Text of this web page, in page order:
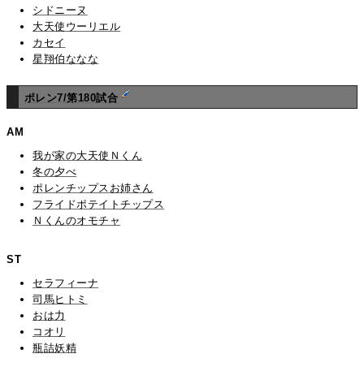
シドニーヌ
大天使ウーリエル
カセイ
星翔伯ななな
ポレン7/第180試合
AM
我が家の大天使Ｎくん
冬の夕べ
ポレンチップスお姉さん
フライドポテイトチップス
Ｎくんのオモチャ
ST
セラフィーナ
司馬ヒトミ
おは力
コオリ
瓶詰妖精